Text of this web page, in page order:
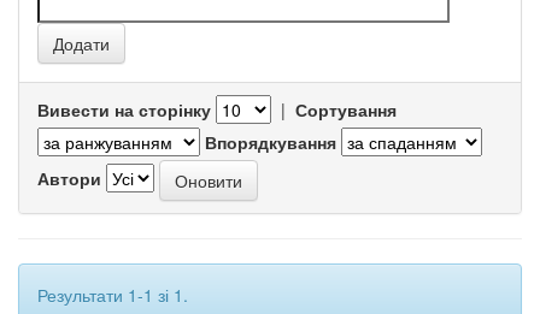
Вивести на сторінку | Сортування
Впорядкування
Автори
Результати 1-1 зі 1.